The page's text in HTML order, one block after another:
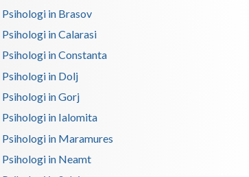
Tulcea
Valcea
Vaslui
Vrancea
Psihologi in Brasov
Psihologi in Calarasi
Psihologi in Constanta
Psihologi in Dolj
Psihologi in Gorj
Psihologi in Ialomita
Psihologi in Maramures
Psihologi in Neamt